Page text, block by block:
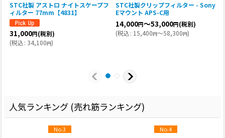
STC社製 アストロ ナイトスケープフ
ィルター 77mm【4831】
31,000円(税別)
(税込: 34,100円)
STC社製クリップフィルター - Sony
Eマウント APS-C用
14,000円～53,000円(税別)
(税込: 15,400円～58,300円)
人気ランキング (売れ筋ランキング)
No.3 No.4